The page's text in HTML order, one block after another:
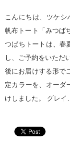
こんにちは、ツケシ
帆布トート「みつば
つばちトートは、春
し、ご予約をいただ
後にお届けする形で
定カラーを、オーダ
けしました。 グ